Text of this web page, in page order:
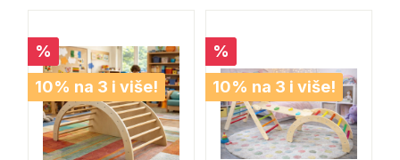
%
10% na 3 i više!
%
10% na 3 i više!